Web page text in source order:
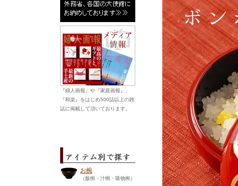
『婦人画報』や『家庭画報』、
『和楽』をはじめ500誌以上の雑
誌に掲載して頂いております。
お椀
（飯椀・汁椀・吸物椀）